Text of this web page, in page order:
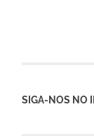
SIGA-NOS NO